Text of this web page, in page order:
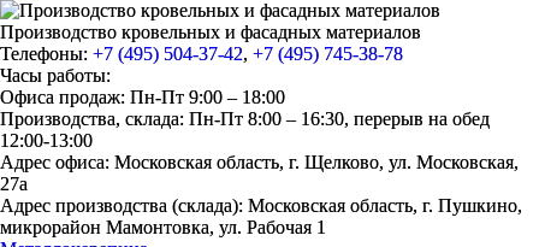
Производство кровельных и фасадных материалов
Телефоны: +7 (495) 504-37-42, +7 (495) 745-38-78
Часы работы:
Офиса продаж: Пн-Пт 9:00 – 18:00
Производства, склада: Пн-Пт 8:00 – 16:30, перерыв на обед
12:00-13:00
Адрес офиса: Московская область, г. Щелково, ул. Московская,
27а
Адрес производства (склада): Московская область, г. Пушкино,
микрорайон Мамонтовка, ул. Рабочая 1